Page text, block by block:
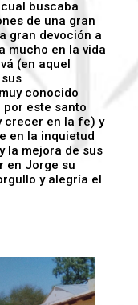
buscaba
de una gran
gran devoción a
mucho en la vida
(en aquel
conocido
por este santo
crecer en la fe) y
en la inquietud
la mejora de sus
en Jorge su
y alegría el